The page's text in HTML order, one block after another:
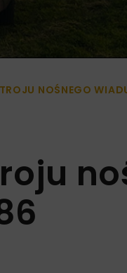
NOŚNEGO